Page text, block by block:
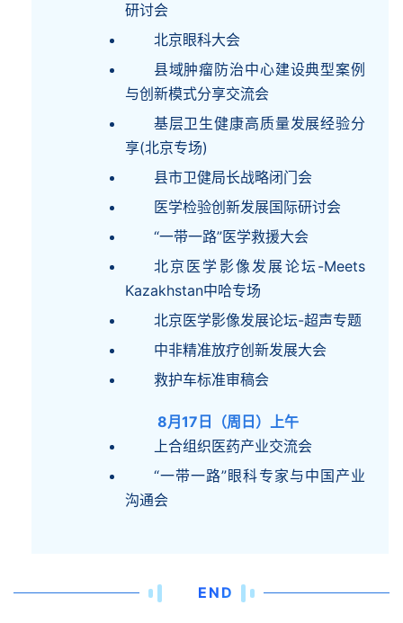
研讨会
北京眼科大会
县域肿瘤防治中心建设典型案例
与创新模式分享交流会
基层卫生健康高质量发展经验分
享(北京专场)
县市卫健局长战略闭门会
医学检验创新发展国际研讨会
“一带一路”医学救援大会
北京医学影像发展论坛-Meets
Kazakhstan中哈专场
北京医学影像发展论坛-超声专题
中非精准放疗创新发展大会
救护车标准审稿会
8月17日（周日）上午
上合组织医药产业交流会
“一带一路”眼科专家与中国产业
沟通会
END